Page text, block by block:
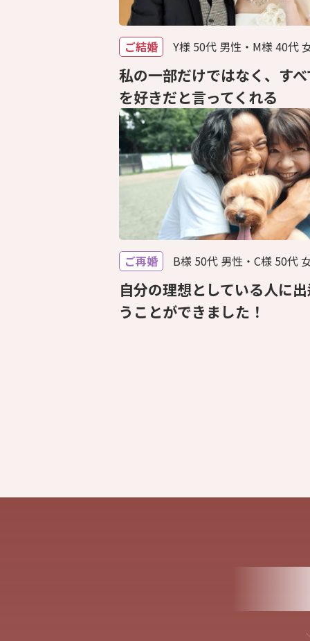
ご結婚 Y様 50代 男性・M様 40代
私の一部だけではなく、す
を好きだと言ってくれる
ご再婚 B様 50代 男性・C様 50代
自分の理想としている人に
うことができました！